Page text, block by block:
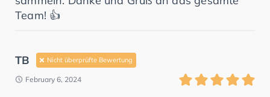
Team! 👍
TB Nicht überprüfte Bewertung
February 6, 2024